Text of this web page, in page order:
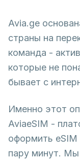
Avia.ge
страны на
команда -
которые не
бывает с
Именно этот
AviaeSIM -
оформить eSIM
пару минут.